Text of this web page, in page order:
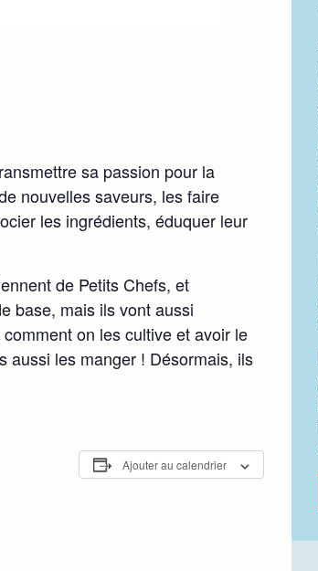
sa passion pour la
nouvelles saveurs, les faire
les ingrédients, éduquer leur
de Petits Chefs, et
base, mais ils vont aussi
on les cultive et avoir le
aussi les manger ! Désormais, ils
Ajouter au calendrier